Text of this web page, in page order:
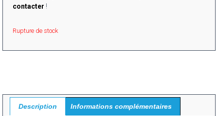
contacter !
Rupture de stock
Description Informations complémentaires